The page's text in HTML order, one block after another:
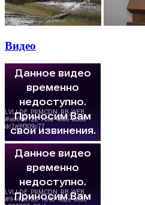
Видео